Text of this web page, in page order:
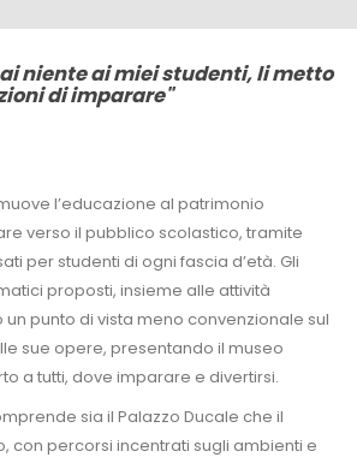
IT EN
niente ai miei studenti, li metto
di imparare"
l’educazione al patrimonio
verso il pubblico scolastico, tramite
per studenti di ogni fascia d’età. Gli
proposti, insieme alle attività
punto di vista meno convenzionale sul
sue opere, presentando il museo
a tutti, dove imparare e divertirsi.
sia il Palazzo Ducale che il
con percorsi incentrati sugli ambienti e